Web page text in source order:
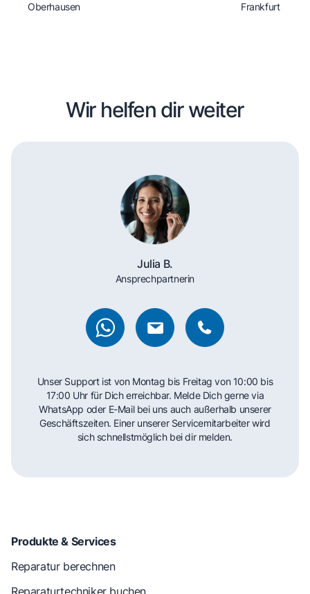
Oberhausen Frankfurt
Wir helfen dir weiter
Julia B.
Ansprechpartnerin
Unser Support ist von Montag bis Freitag von 10:00 bis
17:00 Uhr für Dich erreichbar. Melde Dich gerne via
WhatsApp oder E-Mail bei uns auch außerhalb unserer
Geschäftszeiten. Einer unserer Servicemitarbeiter wird
sich schnellstmöglich bei dir melden.
Produkte & Services
Reparatur berechnen